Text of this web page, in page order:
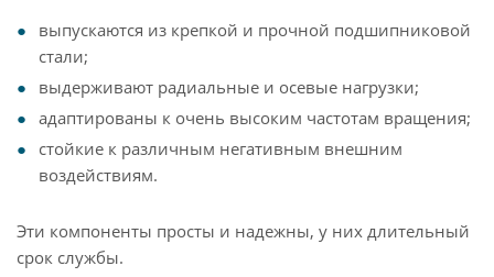
выпускаются из крепкой и прочной подшипниковой
стали;
выдерживают радиальные и осевые нагрузки;
адаптированы к очень высоким частотам вращения;
стойкие к различным негативным внешним
воздействиям.
Эти компоненты просты и надежны, у них длительный
срок службы.